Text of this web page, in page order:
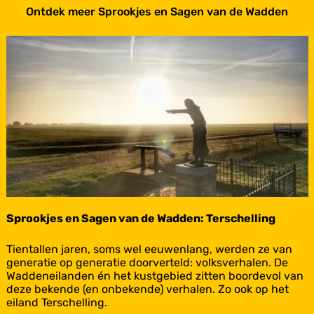
Ontdek meer Sprookjes en Sagen van de Wadden
Sprookjes en Sagen van de Wadden: Terschelling
S
p
r
o
o
Tientallen jaren, soms wel eeuwenlang, werden ze van
generatie op generatie doorverteld: volksverhalen. De
Waddeneilanden én het kustgebied zitten boordevol van
deze bekende (en onbekende) verhalen. Zo ook op het
eiland Terschelling.